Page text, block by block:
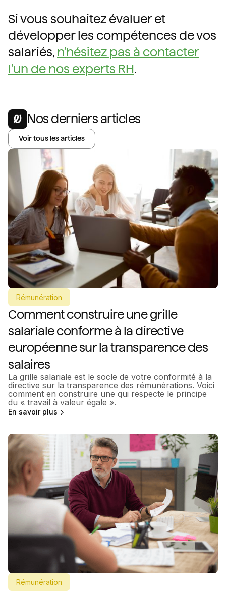
Si vous souhaitez évaluer et
développer les compétences de vos
salariés, n'hésitez pas à contacter
l'un de nos experts RH.
Nos derniers articles
Voir tous les articles
Rémunération
Comment construire une grille
salariale conforme à la directive
européenne sur la transparence des
salaires
La grille salariale est le socle de votre conformité à la
directive sur la transparence des rémunérations. Voici
comment en construire une qui respecte le principe
du « travail à valeur égale ».
En savoir plus
Rémunération